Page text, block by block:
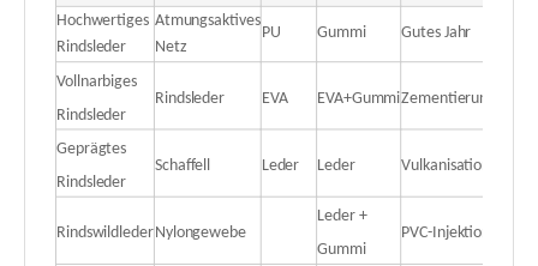
Hochwertiges
Rindsleder
Atmungsaktives
Netz
PU Gummi Gutes Jahr
Vollnarbiges
Rindsleder
Rindsleder EVA EVA+GummiZementierung
Geprägtes
Rindsleder
Schaffell Leder Leder Vulkanisation
Rindswildleder Nylongewebe
Leder +
Gummi
PVC-Injektion